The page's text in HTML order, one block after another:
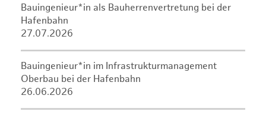
Bauingenieur*in als Bauherrenvertretung bei der
Hafenbahn
27.07.2026
Bauingenieur*in im Infrastrukturmanagement
Oberbau bei der Hafenbahn
26.06.2026